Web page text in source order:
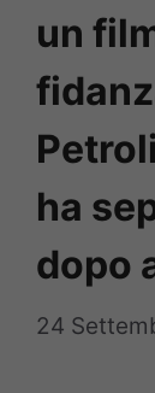
un
ha
dopo
24